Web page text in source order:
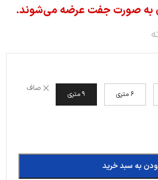
به صورت جفت عرضه می‌شوند.
6 متری 9 متری
صاف
به سبد خرید